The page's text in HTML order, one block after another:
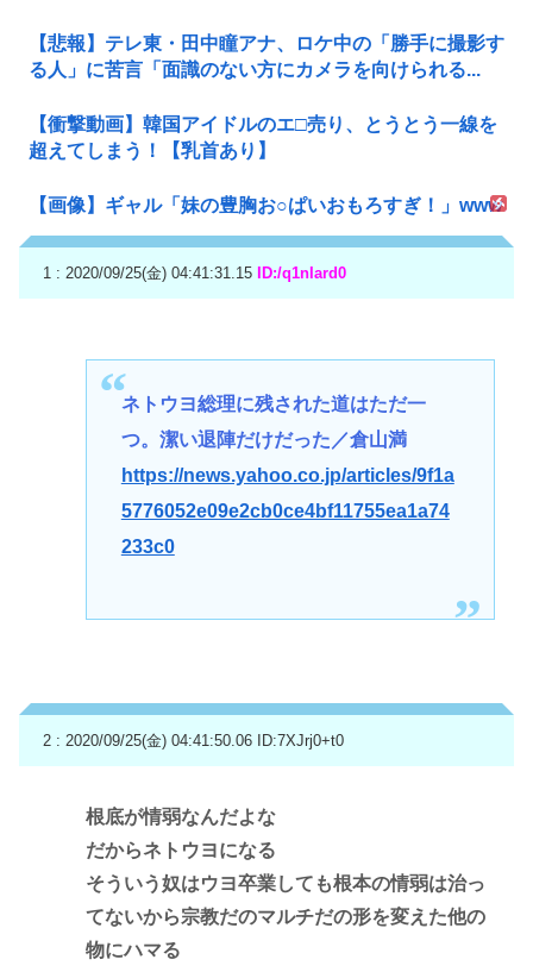
【悲報】テレ東・田中瞳アナ、ロケ中の「勝手に撮影す
る人」に苦言「面識のない方にカメラを向けられる...
【衝撃動画】韓国アイドルのエ□売り、とうとう一線を
超えてしまう！【乳首あり】
【画像】ギャル「妹の豊胸お○ぱいおもろすぎ！」www
1 : 2020/09/25(金) 04:41:31.15 ID:/q1nIard0
ネトウヨ総理に残された道はただ一
つ。潔い退陣だけだった／倉山満
https://news.yahoo.co.jp/articles/9f1a
5776052e09e2cb0ce4bf11755ea1a74
233c0
2 : 2020/09/25(金) 04:41:50.06 ID:7XJrj0+t0
根底が情弱なんだよな
だからネトウヨになる
そういう奴はウヨ卒業しても根本の情弱は治っ
てないから宗教だのマルチだの形を変えた他の
物にハマる